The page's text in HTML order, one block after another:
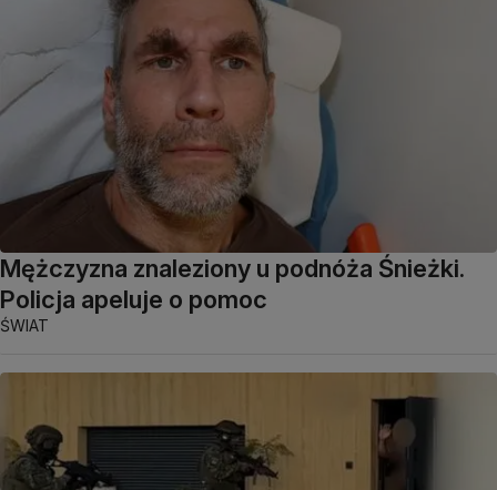
Mężczyzna znaleziony u podnóża Śnieżki.
Policja apeluje o pomoc
ŚWIAT